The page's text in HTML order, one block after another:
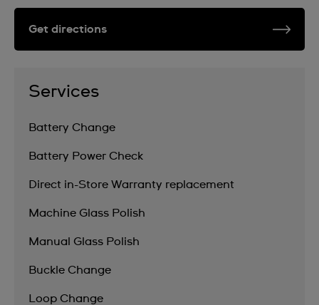
Get directions
Services
Battery Change
Battery Power Check
Direct in-Store Warranty replacement
Machine Glass Polish
Manual Glass Polish
Buckle Change
Loop Change